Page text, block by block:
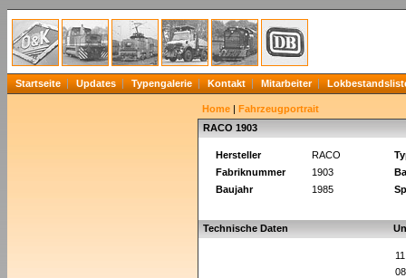
Startseite Updates Typengalerie Kontakt Mitarbeiter
Home | Fahrzeugportrait
RACO 1903
Hersteller RACO
Fabriknummer
1903
Baujahr
1985
Technische Daten